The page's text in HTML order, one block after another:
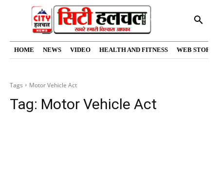
HOME NEWS VIDEO HEALTH AND FITNESS WEB
Tags Motor Vehicle Act
Tag: Motor Vehicle Act